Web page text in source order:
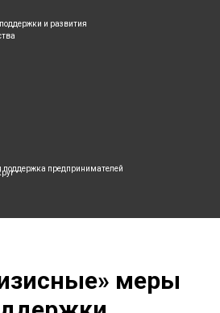
и развития
поддержка предпринимателей
меры